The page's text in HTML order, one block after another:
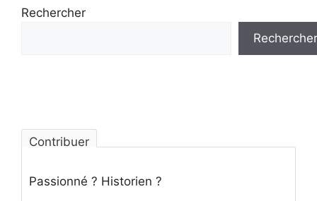
Rechercher
Rechercher
Contribuer
Passionné ? Historien ?